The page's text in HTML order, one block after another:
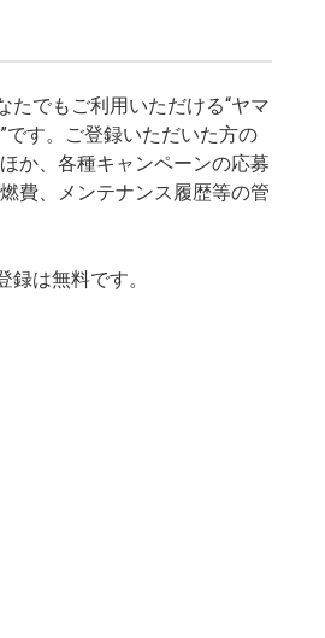
たでもご利用いただける“ヤマ
す。ご登録いただいた方の
か、各種キャンペーンの応募
費、メンテナンス履歴等の管
は無料です。